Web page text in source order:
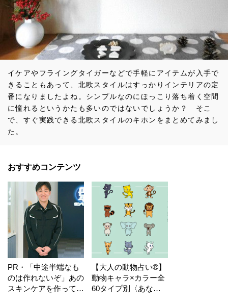
イケアやフライングタイガーなどで手軽にアイテムが入手で
きることもあって、北欧スタイルはすっかりインテリアの定
番になりましたよね。シンプルなのにほっこり落ち着く空間
に憧れるというかたも多いのではないでしょうか？ そこ
で、すぐ実践できる北欧スタイルのキホンをまとめてみまし
た。
おすすめコンテンツ
PR・「中途半端なも
のは作れないぞ」あの
スキンケアを作ってい
【大人の動物占い®】
動物キャラ×カラー全
60タイプ別〈あなた